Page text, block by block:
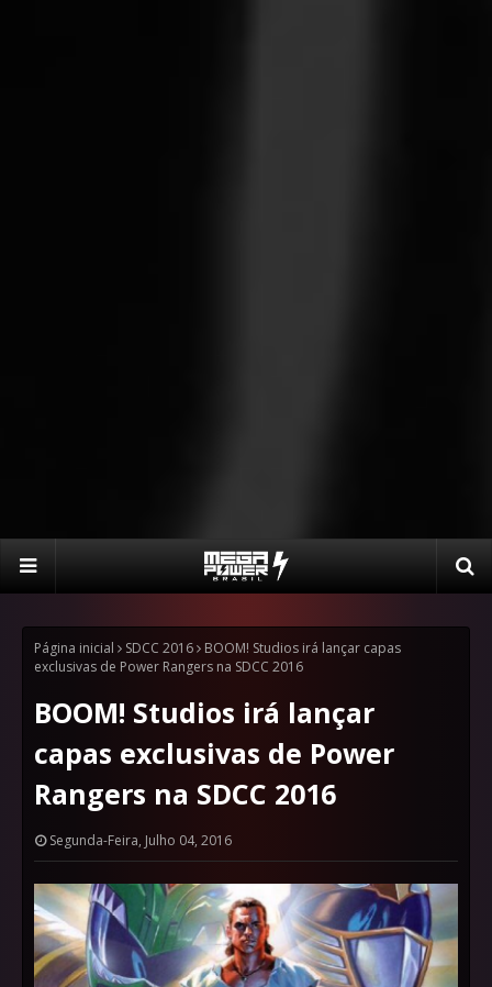
Página inicial SDCC 2016
BOOM! Studios irá lançar capas
exclusivas de Power Rangers na SDCC 2016
BOOM! Studios irá lançar
capas exclusivas de Power
Rangers na SDCC 2016
Segunda-Feira, Julho 04, 2016